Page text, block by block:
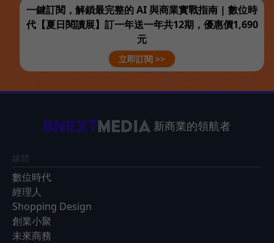
一鍵訂閱，解鎖最完整的 AI 與商業實戰指南 | 數位時
代【夏日閱讀展】訂一年送一年共12期，優惠價1,690
元
立即訂閱 >>
新商業的領航者
媒體
數位時代
經理人
Shopping Design
創業小聚
未來商務